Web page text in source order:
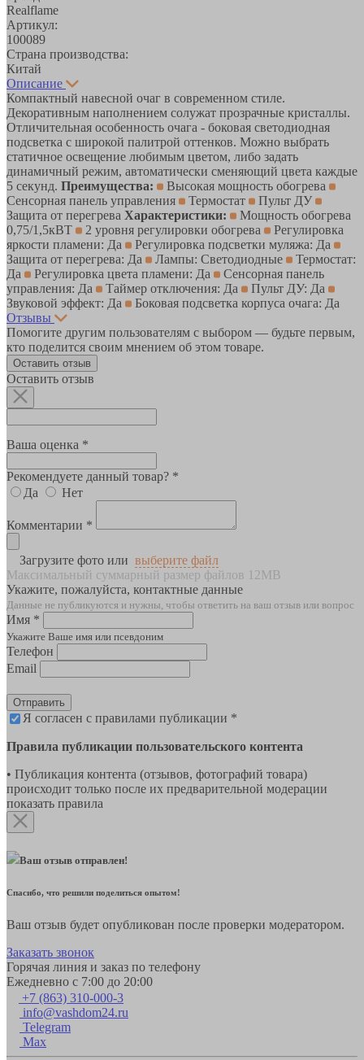
Realflame
Артикул:
100089
Страна производства:
Китай
Описание
Компактный навесной очаг в современном стиле.
Декоративным наполнением солужат прозрачные кристаллы.
Отличительная особенность очага - боковая светодиодная
подсветка с широкой палитрой оттенков. Можно выбрать
статичное освещение любимым цветом, либо задать
динамичный режим, автоматически сменяющий цвета каждые
5 секунд. Преимущества:
Высокая мощность обогрева
Сенсорная панель управления
Термостат
Пульт ДУ
Защита от перегрева Характеристики:
Мощность обогрева
0,75/1,5кВТ
2 уровня регулировки обогрева
Регулировка
яркости пламени: Да
Регулировка подсветки муляжа: Да
Защита от перегрева: Да
Лампы: Светодиодные
Термостат:
Да
Регулировка цвета пламени: Да
Сенсорная панель
управления: Да
Таймер отключения: Да
Пульт ДУ: Да
Звуковой эффект: Да
Боковая подсветка корпуса очага: Да
Отзывы
Помогите другим пользователям с выбором — будьте первым,
кто поделится своим мнением об этом товаре.
Оставить отзыв
Оставить отзыв
Ваша оценка *
Рекомендуете данный товар? *
Да
Нет
Комментарии *
Загрузите фото или выберите файл
Максимальный суммарный размер файлов 12MB
Укажите, пожалуйста, контактные данные
Данные не публикуются и нужны, чтобы ответить на ваш отзыв или вопрос
Имя *
Укажите Ваше имя или псевдоним
Телефон
Email
Отправить
Я согласен с правилами публикации *
Правила публикации пользовательского контента
• Публикация контента (отзывов, фотографий товара)
происходит только после их предварительной модерации
показать правила
Ваш отзыв отправлен!
Спасибо, что решили поделиться опытом!
Ваш отзыв будет опубликован после проверки модератором.
Заказать звонок
Горячая линия и заказ по телефону
Ежедневно с 7:00 до 20:00
+7 (863) 310-000-3
info@vashdom24.ru
Telegram
Max